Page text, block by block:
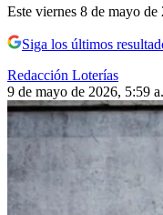
Este viernes 8 de mayo
Siga los últimos
Redacción Loterías
9 de mayo de 2026, 5:59